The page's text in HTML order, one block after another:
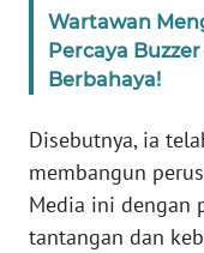
Wartawan
Percaya
Berbahaya!
Disebutnya, ia
membangun
Media ini dengan
tantangan dan
SERAMBI
WN
WN
SULTRA